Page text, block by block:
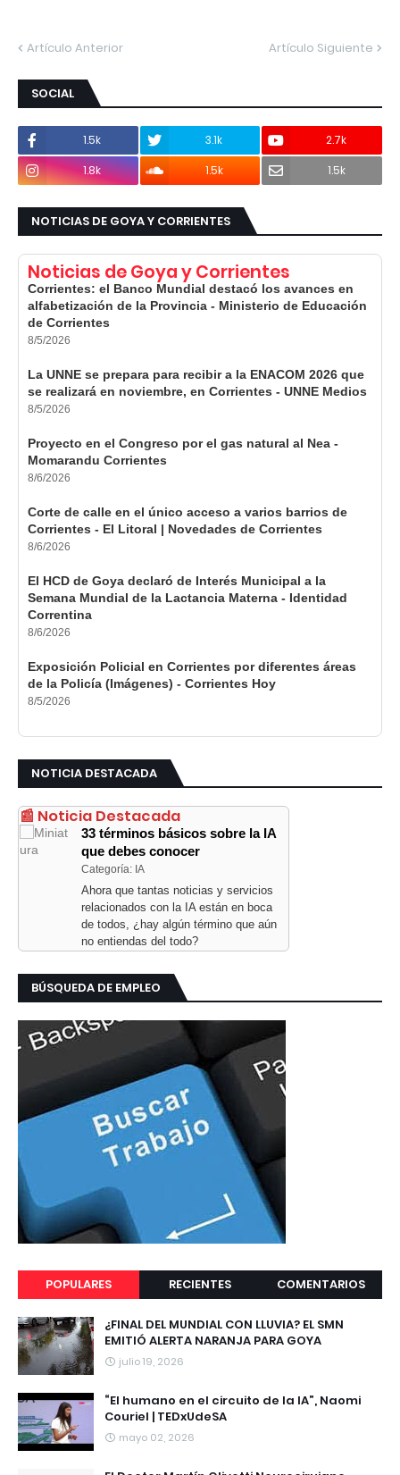
Artículo Anterior Artículo Siguiente
SOCIAL
1.5k 3.1k
2.7k
1.8k
1.5k 1.5k
NOTICIAS DE GOYA Y CORRIENTES
Noticias de Goya y Corrientes
Corrientes: el Banco Mundial destacó los avances en
alfabetización de la Provincia - Ministerio de Educación
de Corrientes
8/5/2026
La UNNE se prepara para recibir a la ENACOM 2026 que
se realizará en noviembre, en Corrientes - UNNE Medios
8/5/2026
Proyecto en el Congreso por el gas natural al Nea -
Momarandu Corrientes
8/6/2026
Corte de calle en el único acceso a varios barrios de
Corrientes - El Litoral | Novedades de Corrientes
8/6/2026
El HCD de Goya declaró de Interés Municipal a la
Semana Mundial de la Lactancia Materna - Identidad
Correntina
8/6/2026
Exposición Policial en Corrientes por diferentes áreas
de la Policía (Imágenes) - Corrientes Hoy
8/5/2026
NOTICIA DESTACADA
📰 Noticia Destacada
33 términos básicos sobre la IA
que debes conocer
Categoría: IA
Ahora que tantas noticias y servicios
relacionados con la IA están en boca
de todos, ¿hay algún término que aún
no entiendas del todo?
BÚSQUEDA DE EMPLEO
POPULARES RECIENTES COMENTARIOS
¿FINAL DEL MUNDIAL CON LLUVIA? EL SMN
EMITIÓ ALERTA NARANJA PARA GOYA
julio 19, 2026
“El humano en el circuito de la IA”, Naomi
Couriel | TEDxUdeSA
mayo 02, 2026